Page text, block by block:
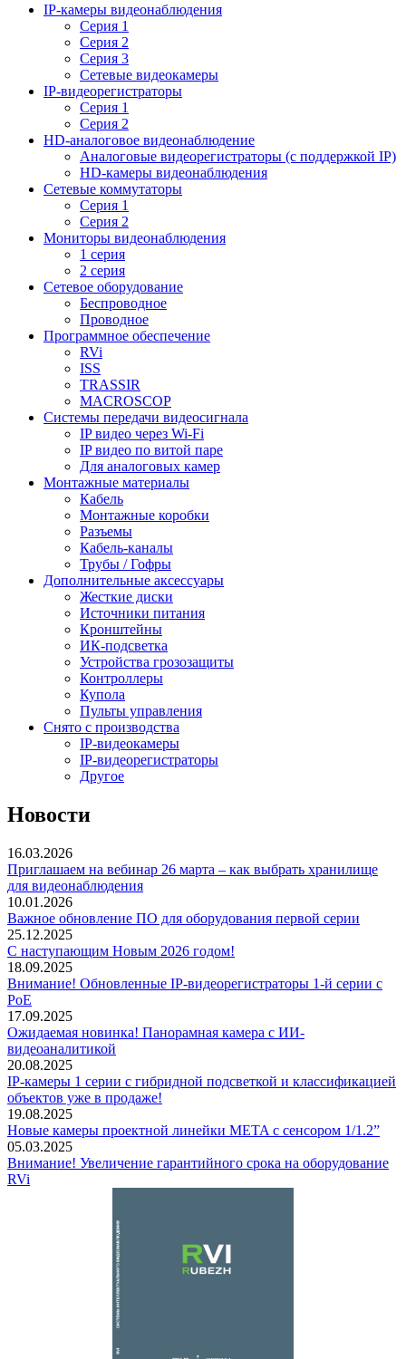
IP-камеры видеонаблюдения
Серия 1
Серия 2
Серия 3
Сетевые видеокамеры
IP-видеорегистраторы
Серия 1
Серия 2
HD-аналоговое видеонаблюдение
Aналоговые видеорегистраторы (с поддержкой IP)
HD-камеры видеонаблюдения
Сетевые коммутаторы
Серия 1
Серия 2
Мониторы видеонаблюдения
1 серия
2 серия
Сетевое оборудование
Беспроводное
Проводное
Программное обеспечение
RVi
ISS
TRASSIR
MACROSCOP
Системы передачи видеосигнала
IP видео через Wi-Fi
IP видео по витой паре
Для аналоговых камер
Монтажные материалы
Кабель
Монтажные коробки
Разъемы
Кабель-каналы
Трубы / Гофры
Дополнительные аксессуары
Жесткие диски
Источники питания
Кронштейны
ИК-подсветка
Устройства грозозащиты
Контроллеры
Купола
Пульты управления
Снято с производства
IP-видеокамеры
IP-видеорегистраторы
Другое
Новости
16.03.2026
Приглашаем на вебинар 26 марта – как выбрать хранилище
для видеонаблюдения
10.01.2026
Важное обновление ПО для оборудования первой серии
25.12.2025
С наступающим Новым 2026 годом!
18.09.2025
Внимание! Обновленные IP-видеорегистраторы 1-й серии с
PoE
17.09.2025
Ожидаемая новинка! Панорамная камера с ИИ-
видеоаналитикой
20.08.2025
IP-камеры 1 серии с гибридной подсветкой и классификацией
объектов уже в продаже!
19.08.2025
Новые камеры проектной линейки META с сенсором 1/1.2”
05.03.2025
Внимание! Увеличение гарантийного срока на оборудование
RVi